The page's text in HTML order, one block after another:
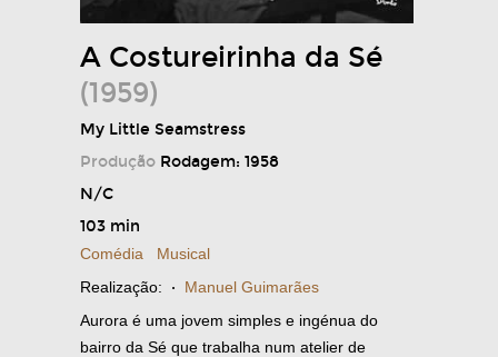
A Costureirinha da Sé
(1959)
My Little Seamstress
Produção Rodagem: 1958
N/C
103 min
Comédia
Musical
Realização: · Manuel Guimarães
Aurora é uma jovem simples e ingénua do
bairro da Sé que trabalha num atelier de